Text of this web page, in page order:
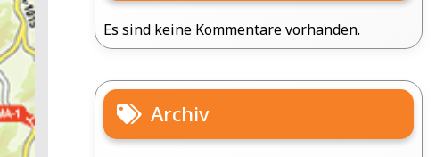
Es sind keine Kommentare vorhanden.
Archiv